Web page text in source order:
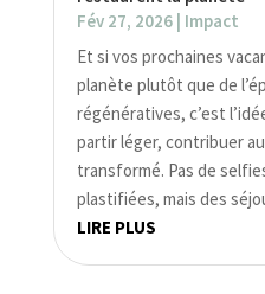
Fév 27, 2026| Impact
Et si vos prochaines
planète plutôt que de
régénératives, c’est
partir léger, contribuer
transformé. Pas de
plastifiées, mais des
LIRE PLUS